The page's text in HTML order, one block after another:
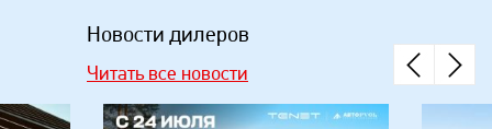
Новости дилеров
Читать все новости